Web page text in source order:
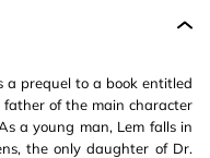
a prequel to a book entitled
father of the main character
a young man, Lem falls in
the only daughter of Dr.